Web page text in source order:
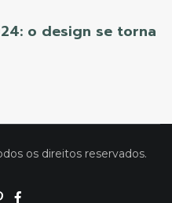
o design se torna
os direitos reservados.